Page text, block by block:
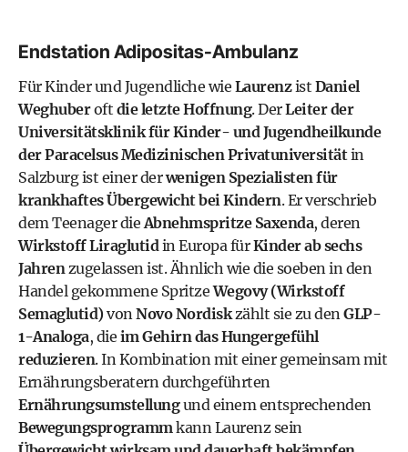
Endstation Adipositas-Ambulanz
Für Kinder und Jugendliche wie Laurenzist Daniel
Weghuberoft die letzte Hoffnung. DerLeiter der
Universitätsklinik für Kinder- und Jugendheilkunde
der Paracelsus Medizinischen Privatuniversitätin
Salzburg ist einer derwenigen Spezialisten für
krankhaftes Übergewicht bei Kindern. Er verschrieb
dem Teenager dieAbnehmspritze Saxenda, deren
Wirkstoff Liraglutidin Europa fürKinder ab sechs
Jahrenzugelassen ist. Ähnlich wie die soeben in den
Handel gekommene SpritzeWegovy (Wirkstoff
Semaglutid)vonNovo Nordiskzählt sie zu denGLP-
1-Analoga, die im Gehirn das Hungergefühl
reduzieren. In Kombination mit einer gemeinsam mit
Ernährungsberatern durchgeführten
Ernährungsumstellungund einem entsprechenden
Bewegungsprogrammkann Laurenz sein